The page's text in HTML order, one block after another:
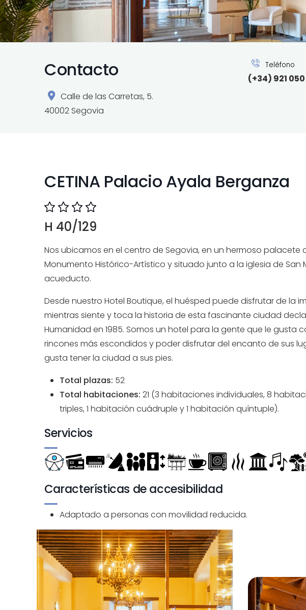
Contacto
Calle de las Carretas, 5.
40002 Segovia
Teléfono
(+34) 921
CETINA Palacio Ayala Berganza
H 40/129
Nos ubicamos en el centro de Segovia, en un hermoso palacete
Monumento Histórico-Artístico y situado junto a la iglesia de San
acueducto.
Desde nuestro Hotel Boutique, el huésped puede disfrutar de la
mientras siente y toca la historia de esta fascinante ciudad
Humanidad en 1985. Somos un hotel para la gente que le gusta
rincones más escondidos y poder disfrutar del encanto de sus
gusta tener la ciudad a sus pies.
Total plazas: 52
Total habitaciones: 21 (3 habitaciones individuales, 8
triples, 1 habitación cuádruple y 1 habitación quíntuple).
Servicios
Características de accesibilidad
Adaptado a personas con movilidad reducida.